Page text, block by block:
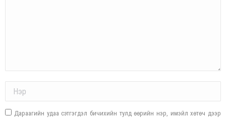
Дараагийн удаа сэтгэгдэл бичихийн тулд өөрийн нэр, имэйл хөтөч дээр